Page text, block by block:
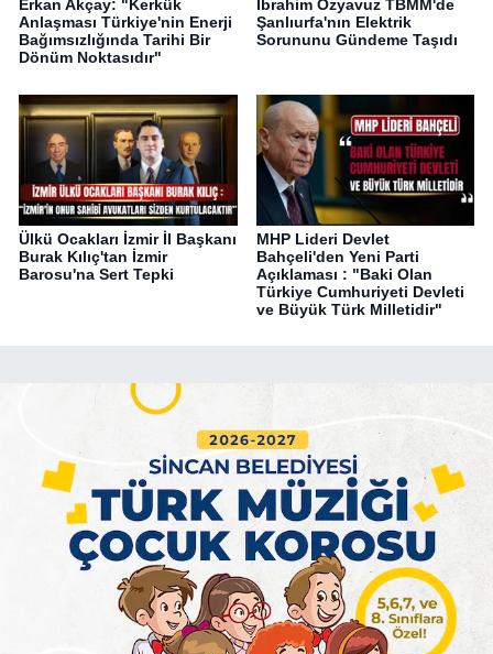
Erkan Akçay: "Kerkük
Anlaşması Türkiye'nin Enerji
Bağımsızlığında Tarihi Bir
Dönüm Noktasıdır"
İbrahim Özyavuz TBMM'de
Şanlıurfa'nın Elektrik
Sorununu Gündeme Taşıdı
Ülkü Ocakları İzmir İl Başkanı
Burak Kılıç'tan İzmir
Barosu'na Sert Tepki
MHP Lideri Devlet
Bahçeli'den Yeni Parti
Açıklaması : "Baki Olan
Türkiye Cumhuriyeti Devleti
ve Büyük Türk Milletidir"